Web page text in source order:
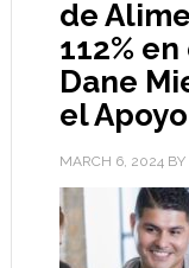
de
112%
Dane
el
MARCH 6, 2024BY